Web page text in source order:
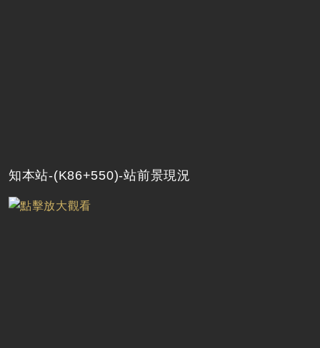
知本站-(K86+550)-站前景現況